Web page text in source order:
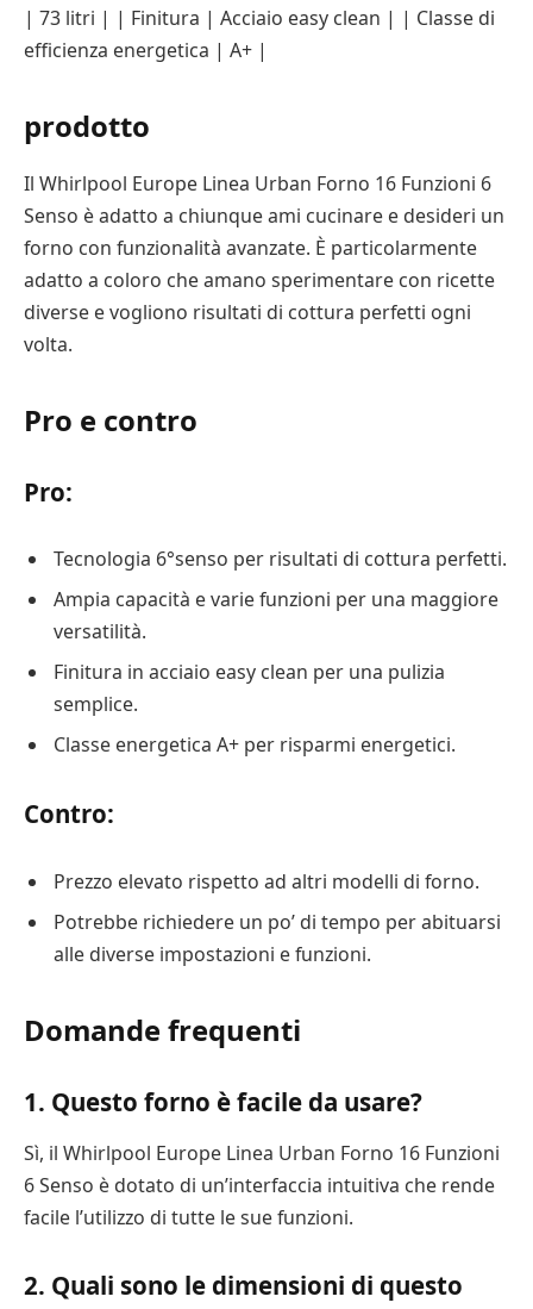
| 73 litri | | Finitura | Acciaio easy clean | | Classe di
efficienza energetica | A+ |
prodotto
Il Whirlpool Europe Linea Urban Forno 16 Funzioni 6
Senso è adatto a chiunque ami cucinare e desideri un
forno con funzionalità avanzate. È particolarmente
adatto a coloro che amano sperimentare con ricette
diverse e vogliono risultati di cottura perfetti ogni
volta.
Pro e contro
Pro:
Tecnologia 6°senso per risultati di cottura perfetti.
Ampia capacità e varie funzioni per una maggiore
versatilità.
Finitura in acciaio easy clean per una pulizia
semplice.
Classe energetica A+ per risparmi energetici.
Contro:
Prezzo elevato rispetto ad altri modelli di forno.
Potrebbe richiedere un po’ di tempo per abituarsi
alle diverse impostazioni e funzioni.
Domande frequenti
1. Questo forno è facile da usare?
Sì, il Whirlpool Europe Linea Urban Forno 16 Funzioni
6 Senso è dotato di un’interfaccia intuitiva che rende
facile l’utilizzo di tutte le sue funzioni.
2. Quali sono le dimensioni di questo